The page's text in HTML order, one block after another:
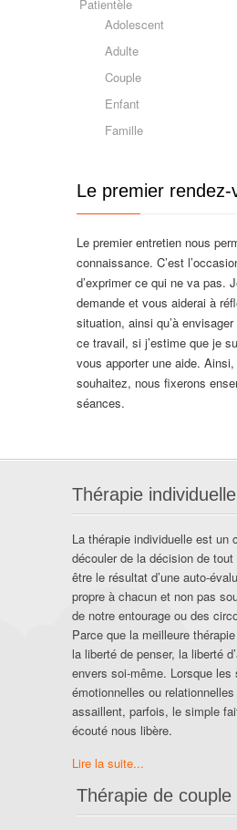
Patientèle
Adolescent
Adulte
Couple
Enfant
Famille
Le premier
Le premier entretien nous
connaissance. C’est
d’exprimer ce qui ne va pas.
demande et vous aiderai à
situation, ainsi qu’à
ce travail, si j’estime que je
vous apporter une aide.
souhaitez, nous fixerons
séances.
Thérapie individuelle
La thérapie individuelle est un
découler de la décision de
être le résultat d’une auto-
propre à chacun et non pas
de notre entourage ou des
Parce que la meilleure
la liberté de penser, la liberté
envers soi-même. Lorsque les
émotionnelles ou relationnelles
assaillent, parfois, le simple
écouté nous libère.
Lire la suite...
Thérapie de couple